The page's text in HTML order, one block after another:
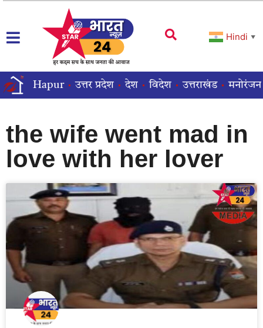
Hindi ▼
Hapur उत्तर प्रदेश देश विदेश उत्तराखंड मनोरंजन
the wife went mad in
love with her lover